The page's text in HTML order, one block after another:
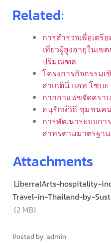
Related:
การสำรวจเพื่อเต
เที่ยวผู้สูงอายุในเข
ปริมณฑล
โครงการกิจกรรม
สาเกตินี่ แอท โซบ
กากกาแฟขจัดคราบ
อนุรักษ์วิถี ชุมชนคน
การพัฒนาระบบกา
สาทรตามมาตรฐา
Attachments
LiberralArts-hospitality-
Travel-in-Thailand-by-
(2 MB)
Posted by: admin